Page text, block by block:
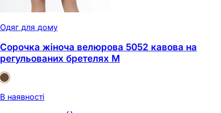
Одяг для дому
Сорочка жіноча велюрова 5052 кавова на
регульованих бретелях M
В наявності